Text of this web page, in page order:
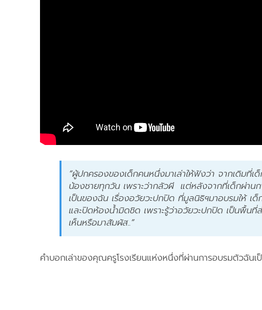
“ผู้ปกครองของเด็กคนหนึ่งมาเล่าให้ฟังว่า จากเดิมที่เ
น้องชายทุกวัน เพราะว่ากลัวผี แต่หลังจากที่เด็กผ่าน
เป็นของฉัน เรื่องอวัยวะปกปิด ที่มูลนิธิฯมาอบรมให้ เ
และปิดห้องน้ำมิดชิด เพราะรู้ว่าอวัยวะปกปิด เป็นพื้นที่
เห็นหรือมาสัมผัส..”
คำบอกเล่าของคุณครูโรงเรียนแห่งหนึ่งที่ผ่านการอบรมตัวฉันเ